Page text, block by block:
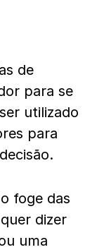
de
para se
utilizado
para
foge das
dizer
uma